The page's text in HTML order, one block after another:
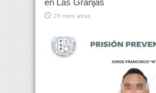
en Las Granjas
25 mins atras